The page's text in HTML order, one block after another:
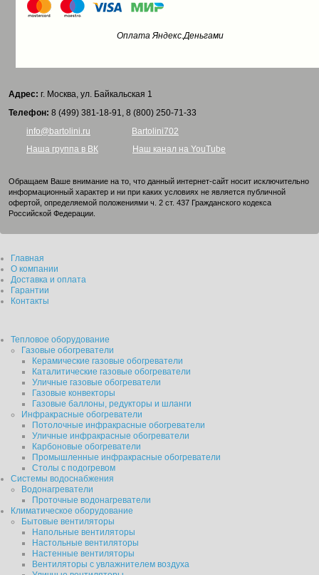
Оплата Яндекс.Деньгами
Адрес: г. Москва, ул. Байкальская 1
Телефон: 8 (499) 381-18-91, 8 (800) 250-71-33
info@bartolini.ru
Bartolini702
Наша группа в ВК
Наш канал на YouTube
Обращаем Ваше внимание на то, что данный интернет-сайт носит исключительно
информационный характер и ни при каких условиях не является публичной
офертой, определяемой положениями ч. 2 ст. 437 Гражданского кодекса
Российской Федерации.
Главная
О компании
Доставка и оплата
Гарантии
Контакты
Тепловое оборудование
Газовые обогреватели
Керамические газовые обогреватели
Каталитические газовые обогреватели
Уличные газовые обогреватели
Газовые конвекторы
Газовые баллоны, редукторы и шланги
Инфракрасные обогреватели
Потолочные инфракрасные обогреватели
Уличные инфракрасные обогреватели
Карбоновые обогреватели
Промышленные инфракрасные обогреватели
Столы с подогревом
Системы водоснабжения
Водонагреватели
Проточные водонагреватели
Климатическое оборудование
Бытовые вентиляторы
Напольные вентиляторы
Настольные вентиляторы
Настенные вентиляторы
Вентиляторы с увлажнителем воздуха